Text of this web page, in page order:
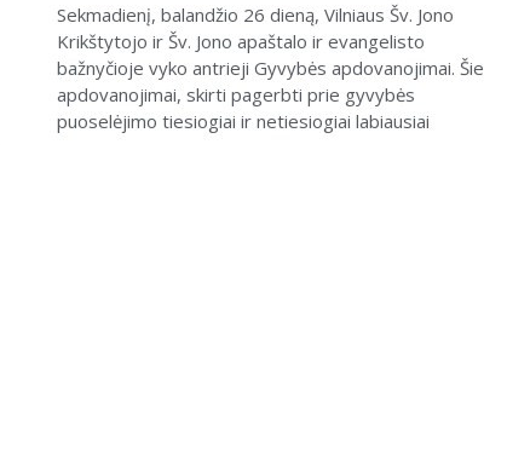
Sekmadienį, balandžio 26 dieną, Vilniaus Šv. Jono
Krikštytojo ir Šv. Jono apaštalo ir evangelisto
bažnyčioje vyko antrieji Gyvybės apdovanojimai. Šie
apdovanojimai, skirti pagerbti prie gyvybės
puoselėjimo tiesiogiai ir netiesiogiai labiausiai